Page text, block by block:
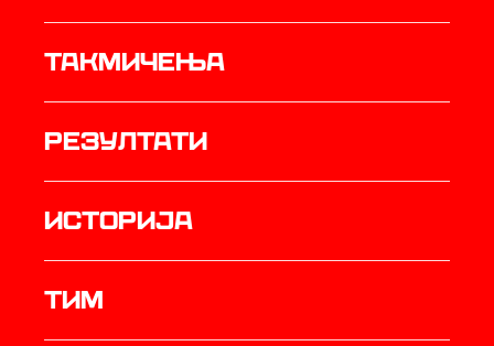
Такмичења
резултати
историја
ТИМ